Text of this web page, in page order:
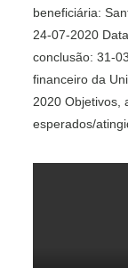
beneficiária:
24-07-2020
conclusão: 31-
financeiro da
2020 Objetivos,
esperados/